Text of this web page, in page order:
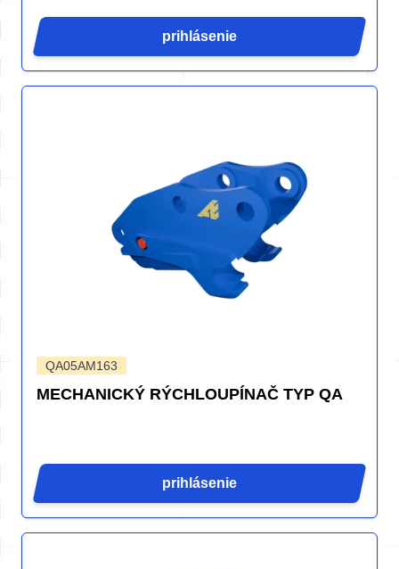
prihlásenie
QA05AM163
MECHANICKÝ RÝCHLOUPÍNAČ TYP QA
prihlásenie